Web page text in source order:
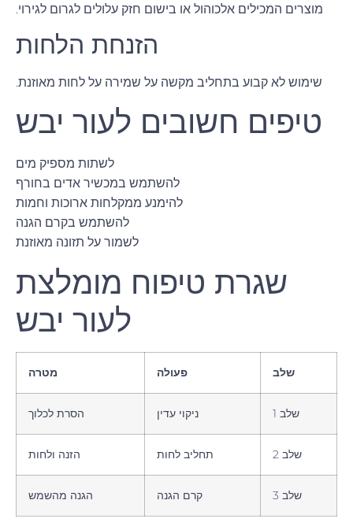
מוצרים המכילים אלכוהול או בישום חזק עלולים לגרום לגירוי.
הזנחת הלחות
שימוש לא קבוע בתחליב מקשה על שמירה על לחות מאוזנת.
טיפים חשובים לעור יבש
לשתות מספיק מים
להשתמש במכשיר אדים בחורף
להימנע ממקלחות ארוכות וחמות
להשתמש בקרם הגנה
לשמור על תזונה מאוזנת
שגרת טיפוח מומלצת
לעור יבש
שלב פעולה מטרה
שלב 1 ניקוי עדין הסרת לכלוך
שלב 2 תחליב לחות הזנה ולחות
שלב 3 קרם הגנה הגנה מהשמש